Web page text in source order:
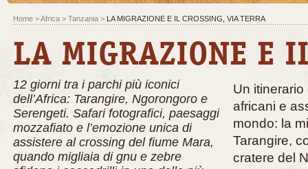
Home >Africa > Tanzania > LA MIGRAZIONE E IL CROSSING, VIA TERRA
LA MIGRAZIONE E
12 giorni tra i parchi più iconici
dell’Africa: Tarangire, Ngorongoro e
Serengeti. Safari fotografici, paesaggi
mozzafiato e l’emozione unica di
assistere al crossing del fiume Mara,
quando migliaia di gnu e zebre
Un
africani e
mondo: la
Tarangire,
cratere del